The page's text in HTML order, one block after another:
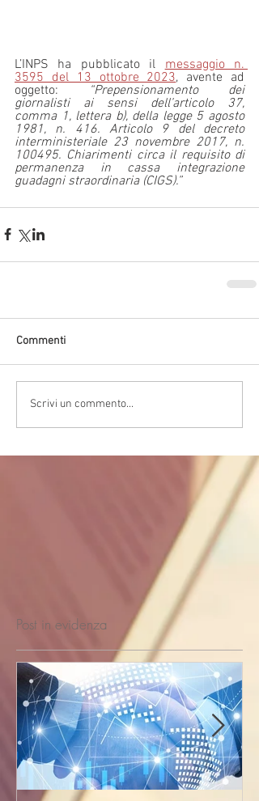
L’INPS ha pubblicato il messaggio n.
3595 del 13 ottobre 2023, avente ad
oggetto:
“Prepensionamento dei
giornalisti ai sensi dell’articolo 37,
comma 1, lettera b), della legge 5 agosto
1981, n. 416. Articolo 9 del decreto
interministeriale 23 novembre 2017, n.
100495. Chiarimenti circa il requisito di
permanenza in cassa integrazione
guadagni straordinaria (CIGS).”
Commenti
Scrivi un commento...
Post in evidenza